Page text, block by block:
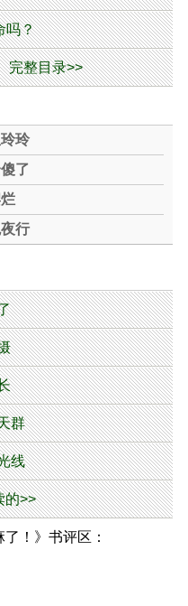
吗？
完整目录>>
玲
了
行
群
线
的>>
！》书评区：